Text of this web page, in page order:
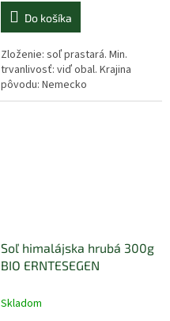
Do košíka
Zloženie: soľ prastará. Min.
trvanlivosť: viď obal. Krajina
pôvodu: Nemecko
Soľ himalájska hrubá 300g
BIO ERNTESEGEN
Skladom